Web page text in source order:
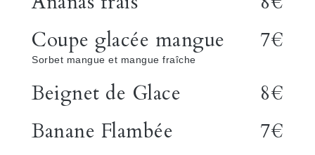
Coupe glacée mangue
7€
Sorbet mangue et mangue fraîche
Beignet de Glace
8€
Banane Flambée
7€